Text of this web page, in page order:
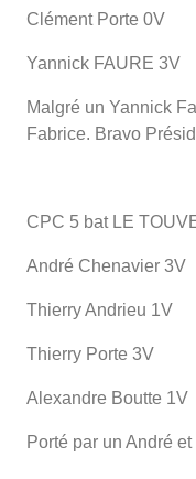
Clément Porte 0V
Yannick FAURE 3V
Malgré un Yannick
Fabrice. Bravo
CPC 5 bat LE
André Chenavier 3V
Thierry Andrieu 1V
Thierry Porte 3V
Alexandre Boutte 1V
Porté par un André